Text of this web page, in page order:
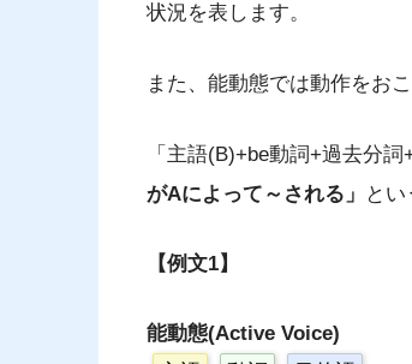
状況を表します。
また、能動態では動作をお
「主語(B)+be動詞+過去分
がAによって～される」
とい
【例文1】
能動態(Active Voice)